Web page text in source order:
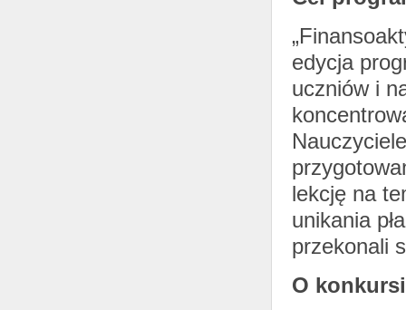
edycja
uczniów i
lekcję na
unikania
przekonali
O